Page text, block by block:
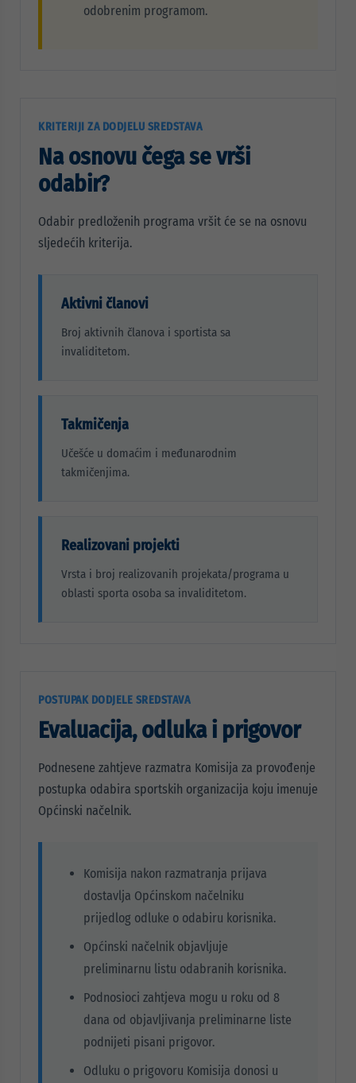
odobrenim programom.
KRITERIJI ZA DODJELU SREDSTAVA
Na osnovu čega se vrši
odabir?
Odabir predloženih programa vršit će se na osnovu
sljedećih kriterija.
Aktivni članovi
Broj aktivnih članova i sportista sa
invaliditetom.
Takmičenja
Učešće u domaćim i međunarodnim
takmičenjima.
Realizovani projekti
Vrsta i broj realizovanih projekata/programa u
oblasti sporta osoba sa invaliditetom.
POSTUPAK DODJELE SREDSTAVA
Evaluacija, odluka i prigovor
Podnesene zahtjeve razmatra Komisija za provođenje
postupka odabira sportskih organizacija koju imenuje
Općinski načelnik.
Komisija nakon razmatranja prijava
dostavlja Općinskom načelniku
prijedlog odluke o odabiru korisnika.
Općinski načelnik objavljuje
preliminarnu listu odabranih korisnika.
Podnosioci zahtjeva mogu u roku od 8
dana od objavljivanja preliminarne liste
podnijeti pisani prigovor.
Odluku o prigovoru Komisija donosi u